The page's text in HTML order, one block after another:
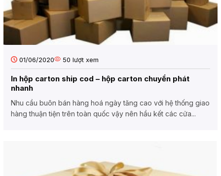
01/06/2020 50 lượt xem
In hộp carton ship cod – hộp carton chuyển phát
nhanh
Nhu cầu buôn bán hàng hoá ngày tăng cao với hệ thống giao
hàng thuận tiện trên toàn quốc vậy nên hầu kết các cửa...